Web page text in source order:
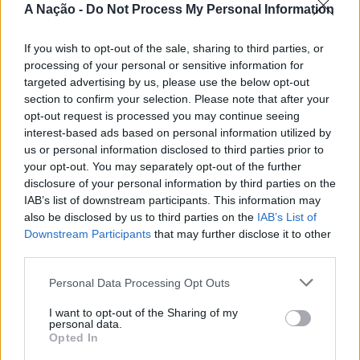
A Nação - Do Not Process My Personal Information
If you wish to opt-out of the sale, sharing to third parties, or
processing of your personal or sensitive information for
targeted advertising by us, please use the below opt-out
section to confirm your selection. Please note that after your
opt-out request is processed you may continue seeing
interest-based ads based on personal information utilized by
us or personal information disclosed to third parties prior to
your opt-out. You may separately opt-out of the further
disclosure of your personal information by third parties on the
IAB’s list of downstream participants. This information may
also be disclosed by us to third parties on the IAB’s List of
Downstream Participants that may further disclose it to other
Personal Data Processing Opt Outs
I want to opt-out of the Sharing of my
personal data.
Opted In
de vento das comunidades costeiras, promovendo o
território através do mar e das suas condições naturais.
Nas palavras de Pedro Mota, De todas as etapas do
Nortada Ocean Rides, este evento é o que mais precisa
da “nortada” como apoio, porque sem vento não há
kitesurf.
A presença da Nortada vai mais uma vez, alem da
competição. O que queremos é fazer parte deste
movimento que promove o encontro entre atletas,
visitantes e a comunidade local. Que a marca Nortada
valorizando o património natural e a relação de
Nortada.
CONTINUAR A LER
ATUALIDADE
Cinco projetos de Cascais finalistas
em iniciativa europeia
20 horas atrás on
05/08/2026
Por Ígor Lopes
Vencedores serão anunciados no “Innovation in Politics
Awards,” a 30 de outubro de 2026, no Centro de
Participação cívica, Juventude, Educação, Emprego e